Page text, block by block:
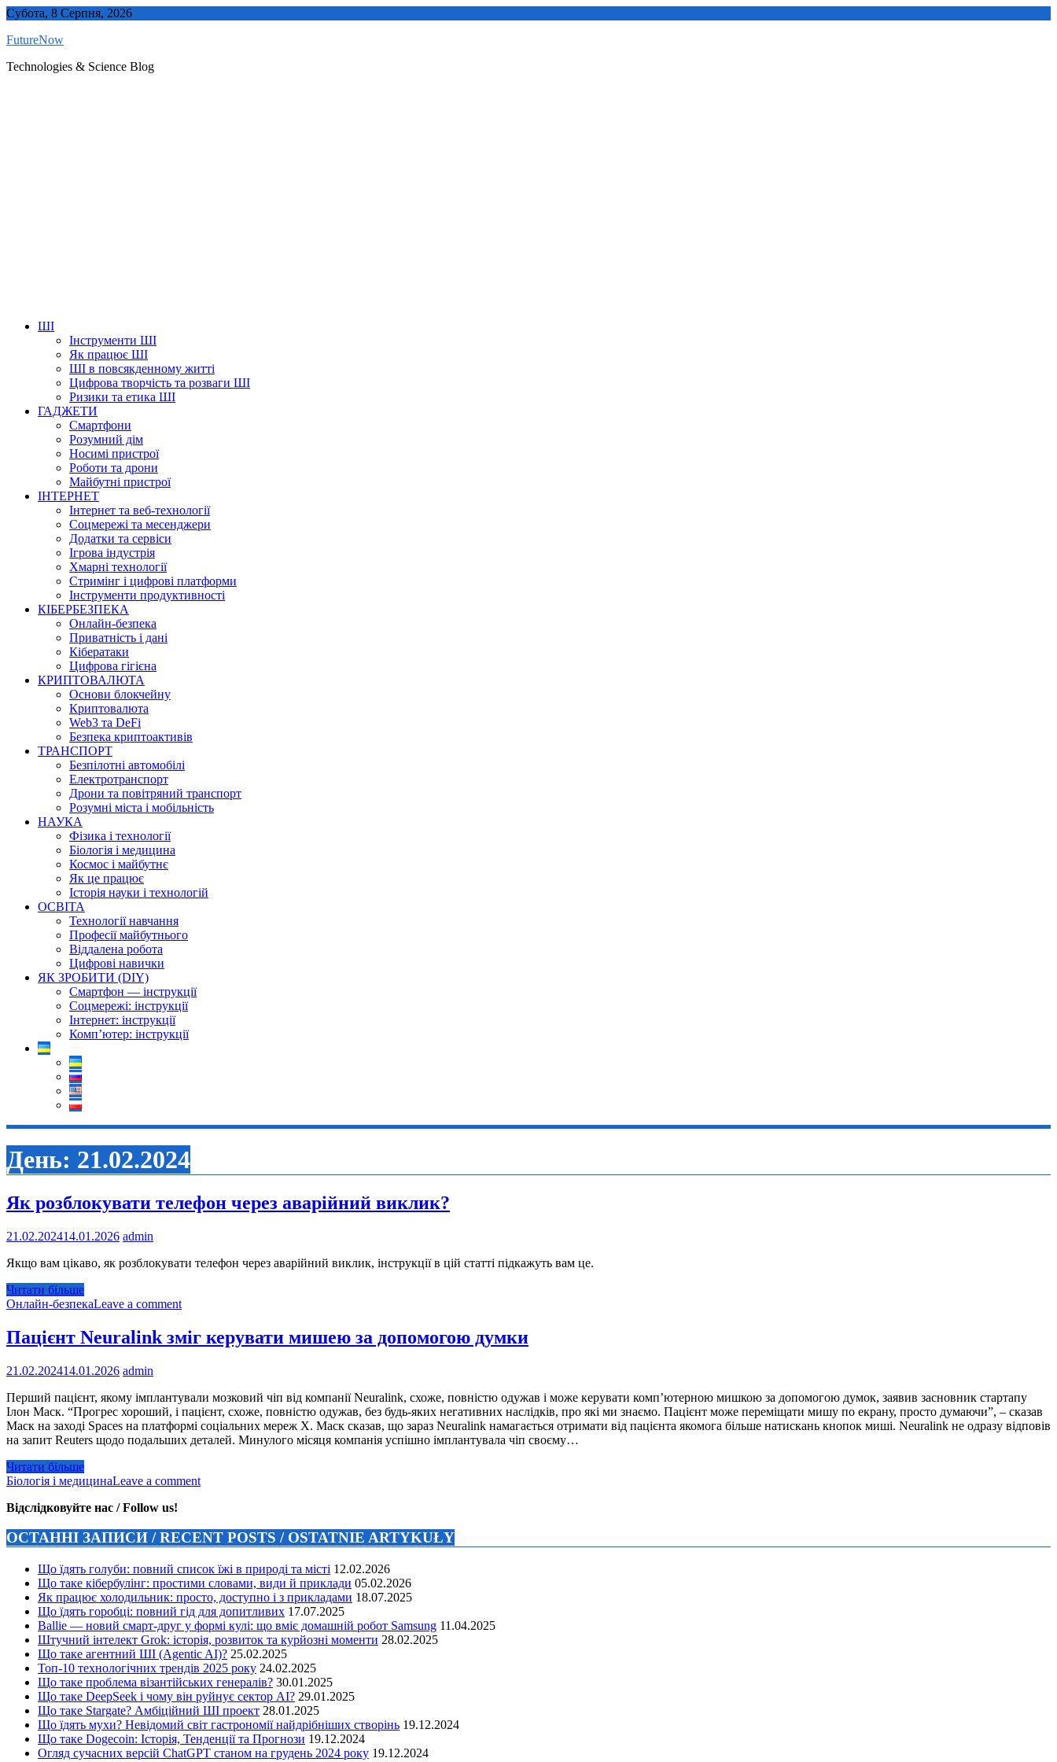
Skip
content
Субота, 8 Серпня, 2026
FutureNow
Technologies & Science Blog
ШІ
Інструменти ШІ
Як працює ШІ
ШІ в повсякденному житті
Цифрова творчість та розваги ШІ
Ризики та етика ШІ
ГАДЖЕТИ
Смартфони
Розумний дім
Носимі пристрої
Роботи та дрони
Майбутні пристрої
ІНТЕРНЕТ
Інтернет та веб-технології
Соцмережі та месенджери
Додатки та сервіси
Ігрова індустрія
Хмарні технології
Стримінг і цифрові платформи
Інструменти продуктивності
КІБЕРБЕЗПЕКА
Онлайн-безпека
Приватність і дані
Кібератаки
Цифрова гігієна
КРИПТОВАЛЮТА
Основи блокчейну
Криптовалюта
Web3 та DeFi
Безпека криптоактивів
ТРАНСПОРТ
Безпілотні автомобілі
Електротранспорт
Дрони та повітряний транспорт
Розумні міста і мобільність
НАУКА
Фізика і технології
Біологія і медицина
Космос і майбутнє
Як це працює
Історія науки і технологій
ОСВІТА
Технології навчання
Професії майбутнього
Віддалена робота
Цифрові навички
ЯК ЗРОБИТИ (DIY)
Смартфон — інструкції
Соцмережі: інструкції
Інтернет: інструкції
Комп’ютер: інструкції
День: 21.02.2024
Як розблокувати телефон через аварійний виклик?
21.02.202414.01.2026 admin
Якщо вам цікаво, як розблокувати телефон через аварійний виклик, інструкції в цій статті підкажуть вам це.
Читати більше
Онлайн-безпекаLeave a comment
Пацієнт Neuralink зміг керувати мишею за допомогою думки
21.02.202414.01.2026 admin
Перший пацієнт, якому імплантували мозковий чіп від компанії Neuralink, схоже, повністю одужав і може керувати комп’ютерною мишкою за допомогою думок, заявив засновник стартапу
Ілон Маск. “Прогрес хороший, і пацієнт, схоже, повністю одужав, без будь-яких негативних наслідків, про які ми знаємо. Пацієнт може переміщати мишу по екрану, просто думаючи”, – сказав
Маск на заході Spaces на платформі соціальних мереж X. Маск сказав, що зараз Neuralink намагається отримати від пацієнта якомога більше натискань кнопок миші. Neuralink не одразу відповів
на запит Reuters щодо подальших деталей. Минулого місяця компанія успішно імплантувала чіп своєму…
Читати більше
Біологія і медицинаLeave a comment
Відслідковуйте нас / Follow us!
ОСТАННІ ЗАПИСИ / RECENT POSTS / OSTATNIE ARTYKUŁY
Що їдять голуби: повний список їжі в природі та місті 12.02.2026
Що таке кібербулінг: простими словами, види й приклади 05.02.2026
Як працює холодильник: просто, доступно і з прикладами 18.07.2025
Що їдять горобці: повний гід для допитливих 17.07.2025
Ballie — новий смарт-друг у формі кулі: що вміє домашній робот Samsung 11.04.2025
Штучний інтелект Grok: історія, розвиток та курйозні моменти 28.02.2025
Що таке агентний ШІ (Agentic AI)? 25.02.2025
Топ-10 технологічних трендів 2025 року 24.02.2025
Що таке проблема візантійських генералів? 30.01.2025
Що таке DeepSeek і чому він руйнує сектор АІ? 29.01.2025
Що таке Stargate? Амбіційний ШІ проект 28.01.2025
Що їдять мухи? Невідомий світ гастрономії найдрібніших створінь 19.12.2024
Що таке Dogecoin: Історія, Тенденції та Прогнози 19.12.2024
Огляд сучасних версій ChatGPT станом на грудень 2024 року 19.12.2024